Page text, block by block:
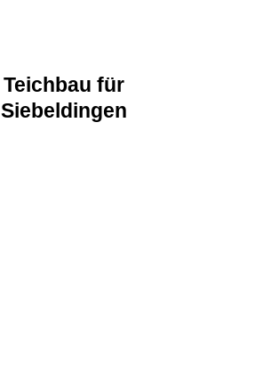
Teichbau für
Siebeldingen